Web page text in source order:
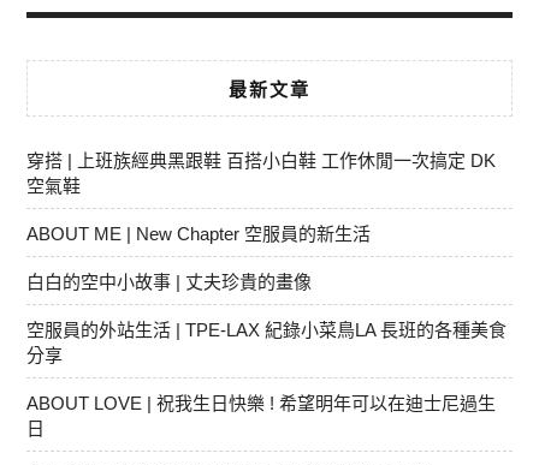
最新文章
穿搭 | 上班族經典黑跟鞋 百搭小白鞋 工作休閒一次搞定 DK
空氣鞋
ABOUT ME | New Chapter 空服員的新生活
白白的空中小故事 | 丈夫珍貴的畫像
空服員的外站生活 | TPE-LAX 紀錄小菜鳥LA 長班的各種美食
分享
ABOUT LOVE | 祝我生日快樂 ! 希望明年可以在迪士尼過生
日